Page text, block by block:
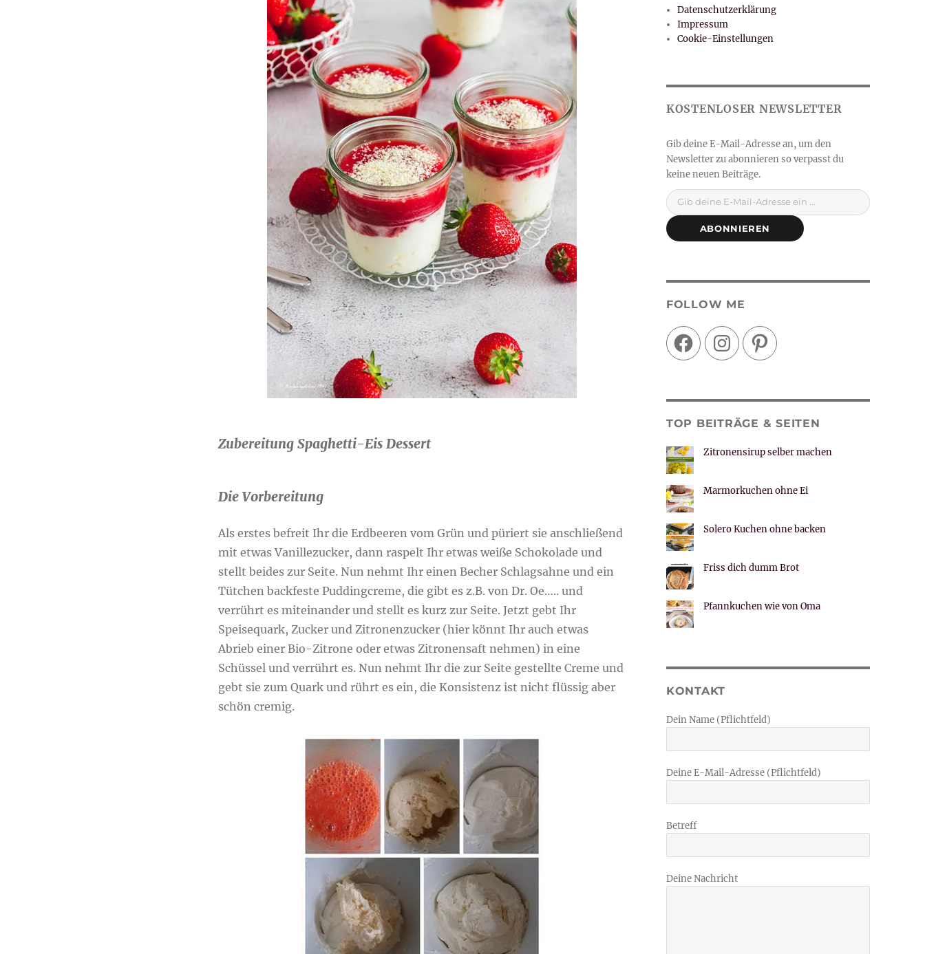
Zubereitung Spaghetti-Eis Dessert
Die Vorbereitung
Als erstes befreit Ihr die Erdbeeren vom Grün und püriert sie anschließend
mit etwas Vanillezucker, dann raspelt Ihr etwas weiße Schokolade und
stellt beides zur Seite. Nun nehmt Ihr einen Becher Schlagsahne und ein
Tütchen backfeste Puddingcreme, die gibt es z.B. von Dr. Oe….. und
verrührt es miteinander und stellt es kurz zur Seite. Jetzt gebt Ihr
Speisequark, Zucker und Zitronenzucker (hier könnt Ihr auch etwas
Abrieb einer Bio-Zitrone oder etwas Zitronensaft nehmen) in eine
Schüssel und verrührt es. Nun nehmt Ihr die zur Seite gestellte Creme und
gebt sie zum Quark und rührt es ein, die Konsistenz ist nicht flüssig aber
schön cremig.
Datenschutzerklärung
Impressum
Cookie-Einstellungen
Gib deine E-Mail-Adresse ein ...
ABONNIEREN
FOLLOW ME
FacebookInstagramPinterest
TOP BEITRÄGE & SEITEN
Zitronensirup selber machen
Marmorkuchen ohne Ei
Solero Kuchen ohne backen
Friss dich dumm Brot
Pfannkuchen wie von Oma
KONTAKT
Dein Name (Pflichtfeld)
Deine E-Mail-Adresse (Pflichtfeld)
Betreff
Deine Nachricht